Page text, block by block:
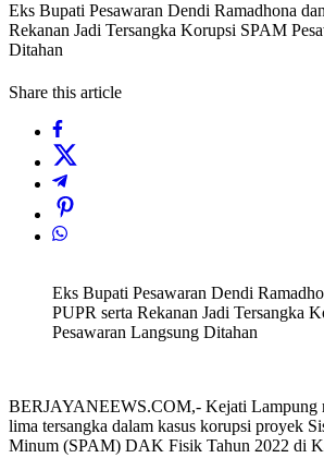
Eks Bupati Pesawaran Dendi Ramadhona
Rekanan Jadi Tersangka Korupsi SPAM
Ditahan
Share this article
Eks Bupati Pesawaran Dendi
PUPR serta Rekanan Jadi Tersangka
Pesawaran Langsung Ditahan
BERJAYANEEWS.COM,- Kejati Lampung
lima tersangka dalam kasus korupsi proyek
Minum (SPAM) DAK Fisik Tahun 2022 di